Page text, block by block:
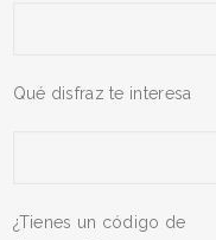
Qué disfraz te interesa
¿Tienes un código de